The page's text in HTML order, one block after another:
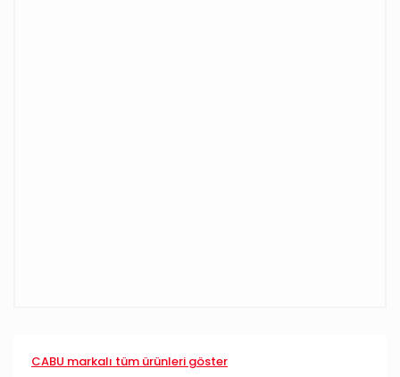
CABU markalı tüm ürünleri göster